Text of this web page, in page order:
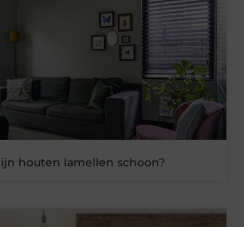
houten lamellen schoon?